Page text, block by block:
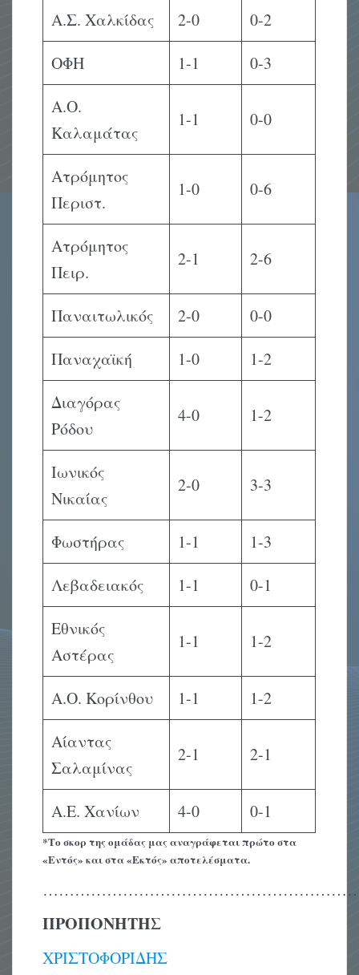
Α.Σ. Χαλκίδας 2-0
0-2
ΟΦΗ
1-1
0-3
Α.Ο.
Καλαμάτας
1-1 0-0
Ατρόμητος
Περιστ.
1-0 0-6
Ατρόμητος
Πειρ.
2-1 2-6
Παναιτωλικός 2-0
0-0
Παναχαϊκή
1-0
1-2
Διαγόρας
Ρόδου
4-0 1-2
Ιωνικός
Νικαίας
2-0 3-3
Φωστήρας 1-1
1-3
Λεβαδειακός
1-1
0-1
Εθνικός
Αστέρας
1-1 1-2
Α.Ο. Κορίνθου 1-1
1-2
Αίαντας
Σαλαμίνας
2-1 2-1
Α.Ε. Χανίων 4-0 0-1
*Το σκορ της ομάδας μας αναγράφεται πρώτο στα
«Εντός» και στα «Εκτός» αποτελέσματα.
ΠΡΟΠΟΝΗΤΗΣ
ΧΡΙΣΤΟΦΟΡΙΔΗΣ